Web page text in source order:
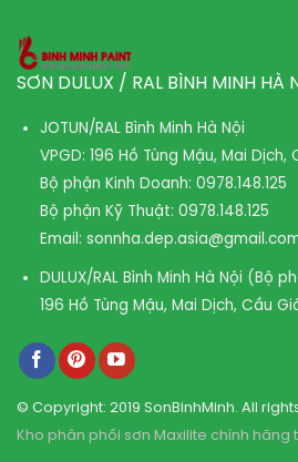
SƠN DULUX / RAL BÌNH MINH HÀ
JOTUN/RAL Bình Minh Hà Nội
VPGD: 196 Hồ Tùng Mậu, Mai Dịch,
Bộ phận Kinh Doanh: 0978.148.125
Bộ phận Kỹ Thuật: 0978.148.125
Email:
DULUX/RAL Bình Minh Hà Nội (Bộ
196 Hồ Tùng Mậu, Mai Dịch, Cầu
© Copyright: 2019 SonBinhMinh. All
Kho phân phối sơn Maxilite chính hãng